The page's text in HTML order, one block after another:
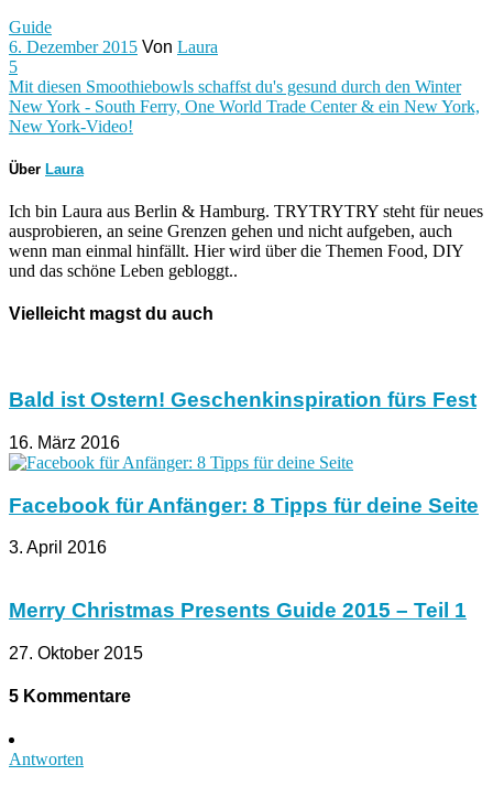
Guide
6. Dezember 2015 Von Laura
5
Mit diesen Smoothiebowls schaffst du's gesund durch den Winter
New York - South Ferry, One World Trade Center & ein New York,
New York-Video!
Über Laura
Ich bin Laura aus Berlin & Hamburg. TRYTRYTRY steht für neues
ausprobieren, an seine Grenzen gehen und nicht aufgeben, auch
wenn man einmal hinfällt. Hier wird über die Themen Food, DIY
und das schöne Leben gebloggt..
Vielleicht magst du auch
Bald ist Ostern! Geschenkinspiration fürs Fest
16. März 2016
Facebook für Anfänger: 8 Tipps für deine Seite
3. April 2016
Merry Christmas Presents Guide 2015 – Teil 1
27. Oktober 2015
5 Kommentare
Antworten